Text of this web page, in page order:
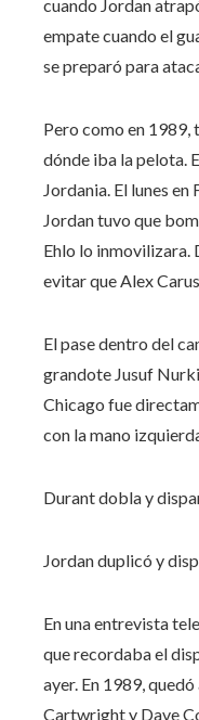
cuando Jordan
empate cuando el
se preparó para
Pero como en 1989,
dónde iba la pelota.
Jordania. El lunes
Jordan tuvo que
Ehlo lo inmovilizara.
evitar que Alex
El pase dentro del
grandote Jusuf
Chicago fue
con la mano
Durant dobla y
Jordan duplicó y
En una entrevista
que recordaba el
ayer. En 1989,
Cartwright y Dave